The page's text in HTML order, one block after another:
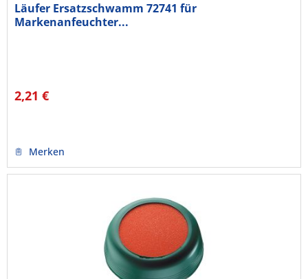
Läufer Ersatzschwamm 72741 für
Markenanfeuchter...
2,21 €
Merken